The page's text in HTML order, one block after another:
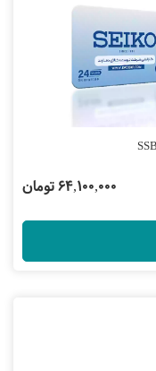
64,100,000 تومان